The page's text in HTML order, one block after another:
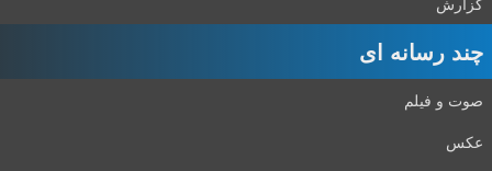
چند رسانه ای
صوت و فیلم
عکس